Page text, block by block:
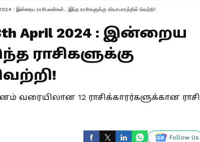
: இன்றைய ராசிபலன்கள்.. இந்த ராசிகளுக்கு வியாபாரத்தில் வெற்றி!
April 2024 : இன்றைய
ராசிகளுக்கு
வரையிலான 12 ராசிக்காரர்களுக்கான ராசி
Follow Us